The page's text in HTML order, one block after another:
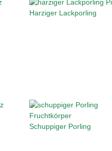
Harziger Lackporling
Schuppiger Porling